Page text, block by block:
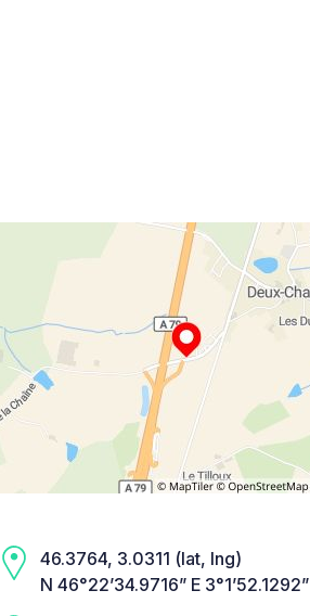
46.3764, 3.0311 (lat, lng)
N 46°22’34.9716” E 3°1’52.1292”